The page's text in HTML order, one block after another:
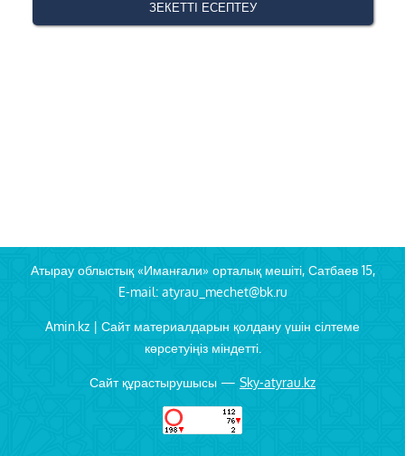
Атырау облыстық «Иманғали» орталық мешіті, Сатбаев 15,
E-mail: atyrau_mechet@bk.ru
Amin.kz | Сайт материалдарын қолдану үшін сілтеме
көрсетуіңіз міндетті.
Сайт құрастырушысы — Sky-atyrau.kz